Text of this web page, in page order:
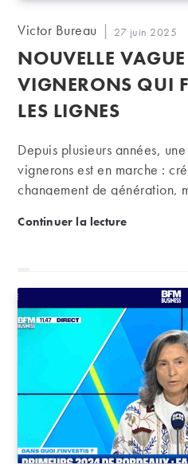
Auteur/autrice
la
publication :
Victor Bureau
Publication
publiée :
27 juin 2025
NOUVELLE
VIGNERONS QUI
LES LIGNES
Depuis plusieurs années,
vignerons est en marche :
changement de génération,
Continuer la lectureNouvelle